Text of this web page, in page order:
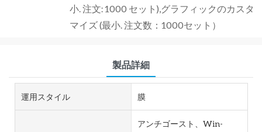
小. 注文: 1000 セット),グラフィックのカスタ
マイズ (最小. 注文数：1000セット）
製品詳細
運用スタイル 膜
アンチゴースト、Win-